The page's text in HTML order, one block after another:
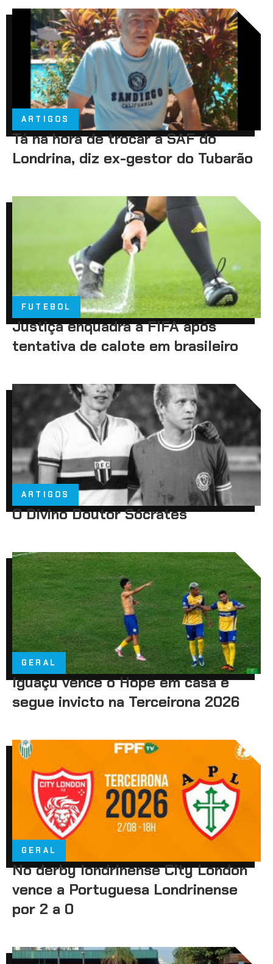
ARTIGOS
Tá na hora de trocar a SAF do
Londrina, diz ex-gestor do Tubarão
FUTEBOL
Justiça enquadra a FIFA após
tentativa de calote em brasileiro
ARTIGOS
O Divino Doutor Sócrates
GERAL
Iguaçu vence o Hope em casa e
segue invicto na Terceirona 2026
GERAL
No derby londrinense City London
vence a Portuguesa Londrinense
por 2 a 0